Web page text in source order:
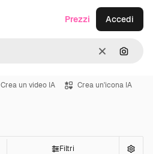
CancellaCerca
Prezzi Accedi
Crea un video IA Crea un'icona IA
Filtri